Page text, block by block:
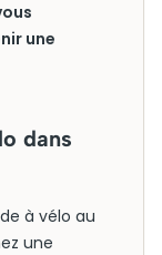
une
dans
à vélo au
une